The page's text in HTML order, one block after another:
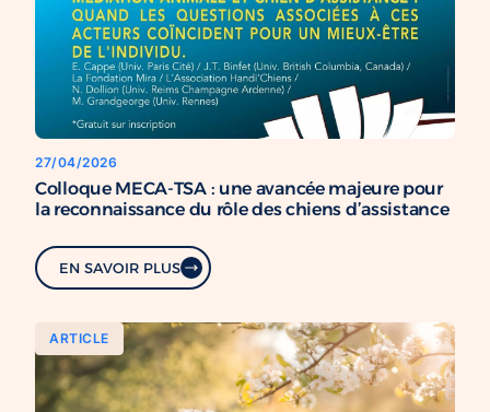
27/04/2026
Colloque MECA-TSA : une avancée majeure pour
la reconnaissance du rôle des chiens d’assistance
EN SAVOIR PLUS
ARTICLE